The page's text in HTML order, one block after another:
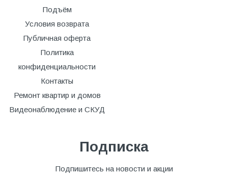
Подъём
Условия возврата
Публичная оферта
Политика
конфиденциальности
Контакты
Ремонт квартир и домов
Видеонаблюдение и СКУД
Подписка
Подпишитесь на новости и акции